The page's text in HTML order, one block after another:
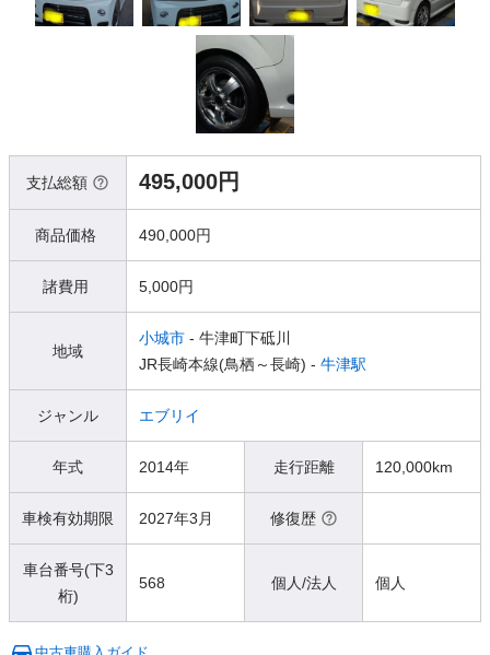
支払総額 495,000円
商品価格 490,000円
諸費用 5,000円
地域
小城市 - 牛津町下砥川
JR長崎本線(鳥栖～長崎) - 牛津駅
ジャンル エブリイ
年式 2014年 走行距離 120,000km
車検有効期限 2027年3月 修復歴
車台番号(下3
桁)
568 個人/法人 個人